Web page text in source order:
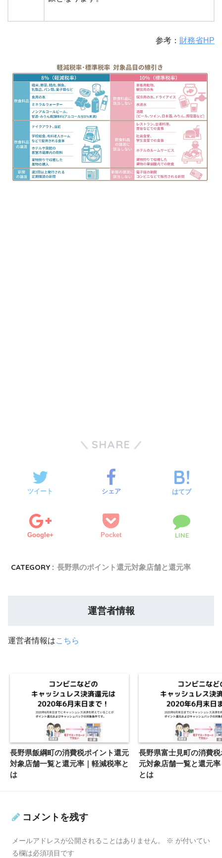
参考： 財務省HP
SHARE
ツイート シェア はてブ
Google+ Pocket LINE
CATEGORY : 長野県のポイント還元対象店舗と還元率
運営者情報
運営者情報はこちら
長野県飯綱町の消費税ポイント還元
対象店舗一覧と還元率｜軽減税率と
は
長野県富士見町の消費
元対象店舗一覧と還元
とは
コメントを残す
メールアドレスが公開されることはありません。 ※ が付いてい
る欄は必須項目です